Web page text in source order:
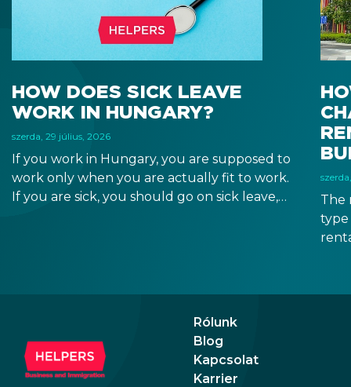
HOW DOES SICK LEAVE
WORK IN HUNGARY?
szerda, 29 július, 2026
If you work in Hungary, you are supposed to
work only when you are actually fit to work.
If you are sick, you should go on sick leave,
The
type
Rólunk
Blog
Kapcsolat
Karrier